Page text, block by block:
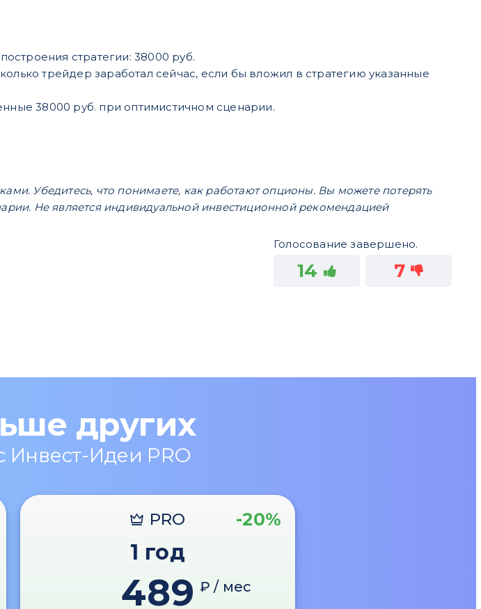
стратегии: 38000 руб.
трейдер заработал сейчас, если бы вложил в стратегию указанные
38000 руб. при оптимистичном сценарии.
Убедитесь, что понимаете, как работают опционы. Вы можете потерять
Не является индивидуальной инвестиционной рекомендацией
Голосование завершено.
14 7
других
Инвест-Идеи PRO
PRO -20%
1 год
489 ₽ / мес